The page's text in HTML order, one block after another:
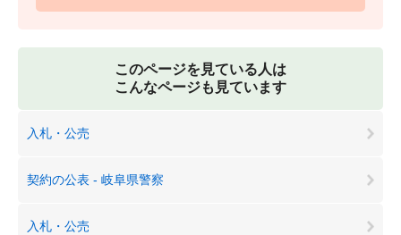
このページを見ている人は
こんなページも見ています
入札・公売
契約の公表 - 岐阜県警察
入札・公売